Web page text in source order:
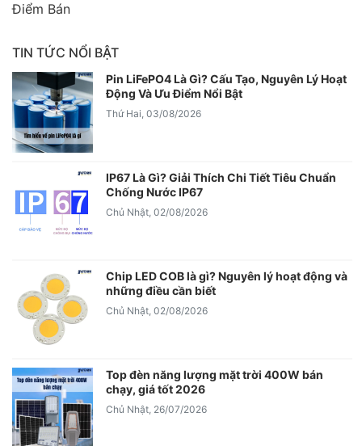
Điểm Bán
TIN TỨC NỔI BẬT
Pin LiFePO4 Là Gì? Cấu Tạo, Nguyên Lý Hoạt
Động Và Ưu Điểm Nổi Bật
Thứ Hai, 03/08/2026
IP67 Là Gì? Giải Thích Chi Tiết Tiêu Chuẩn
Chống Nước IP67
Chủ Nhật, 02/08/2026
Chip LED COB là gì? Nguyên lý hoạt động và
những điều cần biết
Chủ Nhật, 02/08/2026
Top đèn năng lượng mặt trời 400W bán
chạy, giá tốt 2026
Chủ Nhật, 26/07/2026